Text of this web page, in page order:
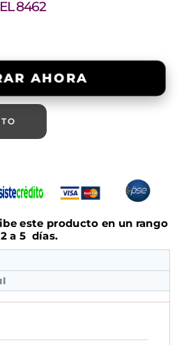
8462
AHORA
este producto en un rango
a 5 días.